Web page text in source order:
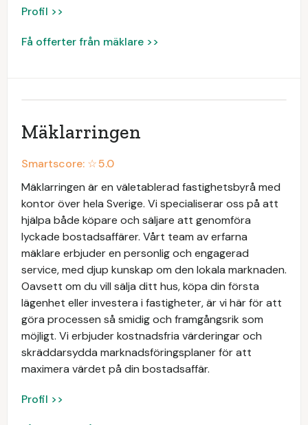
Profil >>
Få offerter från mäklare >>
Mäklarringen
Smartscore: ☆5.0
Mäklarringen är en väletablerad fastighetsbyrå med
kontor över hela Sverige. Vi specialiserar oss på att
hjälpa både köpare och säljare att genomföra
lyckade bostadsaffärer. Vårt team av erfarna
mäklare erbjuder en personlig och engagerad
service, med djup kunskap om den lokala marknaden.
Oavsett om du vill sälja ditt hus, köpa din första
lägenhet eller investera i fastigheter, är vi här för att
göra processen så smidig och framgångsrik som
möjligt. Vi erbjuder kostnadsfria värderingar och
skräddarsydda marknadsföringsplaner för att
maximera värdet på din bostadsaffär.
Profil >>